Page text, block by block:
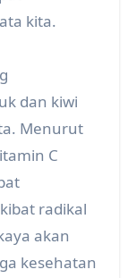
kita.
dan kiwi
Menurut
C
radikal
akan
kesehatan